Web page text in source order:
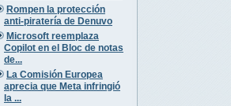
Rompen la protección
anti-piratería de Denuvo
Microsoft reemplaza
Copilot en el Bloc de notas
de...
La Comisión Europea
aprecia que Meta infringió
la ...